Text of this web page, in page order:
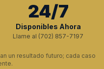
24/7
Disponibles Ahora
Llame al (702) 857-7197
un resultado futuro; cada caso